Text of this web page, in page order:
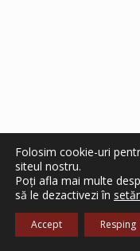
Folosim cookie-uri
siteul nostru.
Poți afla mai multe
să le dezactivezi în
Accept Resping